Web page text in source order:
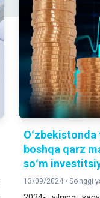
boshqa qarz
soʻm
13/09/2024 •So'nggi